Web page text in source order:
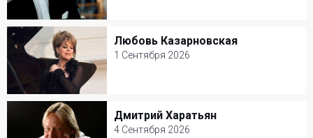
1 Сентября 2026
КЗ Чайковского
Классическая музыка
Любовь Казарновская
1 Сентября 2026
Любовь Казарновская
1 Сентября 2026
Театр Вахтангова
Классическая музыка
Дмитрий Харатьян
4 Сентября 2026
Дмитрий Харатьян